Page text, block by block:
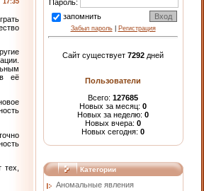
её
Пароль:
запомнить
Забыл пароль| Регистрация
Сайт существует 7292 дней
Пользователи
Всего: 127685
Новых за месяц: 0
Новых за неделю: 0
Новых вчера: 0
Новых сегодня: 0
Категории
Аномальные явления